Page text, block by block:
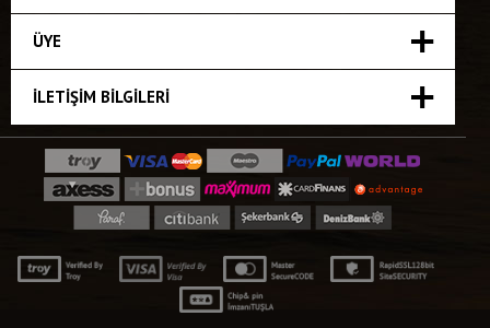
ÜYE
İLETIŞIM BILGILERI